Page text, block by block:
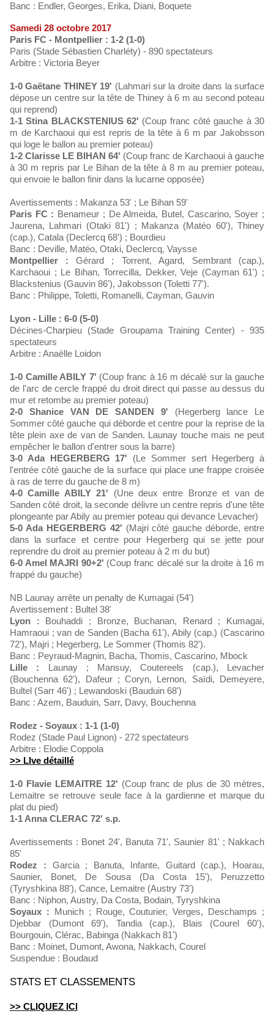
Banc : Endler, Georges, Erika, Diani, Boquete
Samedi 28 octobre 2017
Paris FC - Montpellier : 1-2 (1-0)
Paris (Stade Sébastien Charléty) - 890 spectateurs
Arbitre : Victoria Beyer
1-0 Gaëtane THINEY 19' (Lahmari sur la droite dans la surface
dépose un centre sur la tête de Thiney à 6 m au second poteau
qui reprend)
1-1 Stina BLACKSTENIUS 62' (Coup franc côté gauche à 30
m de Karchaoui qui est repris de la tête à 6 m par Jakobsson
qui loge le ballon au premier poteau)
1-2 Clarisse LE BIHAN 64' (Coup franc de Karchaoui à gauche
à 30 m repris par Le Bihan de la tête à 8 m au premier poteau,
qui envoie le ballon finir dans la lucarne opposée)
Avertissements : Makanza 53' ; Le Bihan 59'
Paris FC : Benameur ; De Almeida, Butel, Cascarino, Soyer ;
Jaurena, Lahmari (Otaki 81') ; Makanza (Matéo 60'), Thiney
(cap.), Catala (Declercq 68') ; Bourdieu
Banc : Deville, Matéo, Otaki, Declercq, Vaysse
Montpellier : Gérard ; Torrent, Agard, Sembrant (cap.),
Karchaoui ; Le Bihan, Torrecilla, Dekker, Veje (Cayman 61') ;
Blackstenius (Gauvin 86'), Jakobsson (Toletti 77').
Banc : Philippe, Toletti, Romanelli, Cayman, Gauvin
Lyon - Lille : 6-0 (5-0)
Décines-Charpieu (Stade Groupama Training Center) - 935
spectateurs
Arbitre : Anaëlle Loidon
1-0 Camille ABILY 7' (Coup franc à 16 m décalé sur la gauche
de l'arc de cercle frappé du droit direct qui passe au dessus du
mur et retombe au premier poteau)
2-0 Shanice VAN DE SANDEN 9' (Hegerberg lance Le
Sommer côté gauche qui déborde et centre pour la reprise de la
tête plein axe de van de Sanden. Launay touche mais ne peut
empêcher le ballon d'entrer sous la barre)
3-0 Ada HEGERBERG 17' (Le Sommer sert Hegerberg à
l'entrée côté gauche de la surface qui place une frappe croisée
à ras de terre du gauche de 8 m)
4-0 Camille ABILY 21' (Une deux entre Bronze et van de
Sanden côté droit, la seconde délivre un centre repris d'une tête
plongeante par Abily au premier poteau qui devance Levacher)
5-0 Ada HEGERBERG 42' (Majri côté gauche déborde, entre
dans la surface et centre pour Hegerberg qui se jette pour
reprendre du droit au premier poteau à 2 m du but)
6-0 Amel MAJRI 90+2' (Coup franc décalé sur la droite à 16 m
frappé du gauche)
NB Launay arrête un penalty de Kumagai (54')
Avertissement : Bultel 38'
Lyon : Bouhaddi ; Bronze, Buchanan, Renard ; Kumagai,
Hamraoui ; van de Sanden (Bacha 61'), Abily (cap.) (Cascarino
72'), Majri ; Hegerberg, Le Sommer (Thomis 82').
Banc : Peyraud-Magnin, Bacha, Thomis, Cascarino, Mbock
Lille : Launay ; Mansuy, Coutereels (cap.), Levacher
(Bouchenna 62'), Dafeur ; Coryn, Lernon, Saïdi, Demeyere,
Bultel (Sarr 46') ; Lewandoski (Bauduin 68')
Banc : Azem, Bauduin, Sarr, Davy, Bouchenna
Rodez - Soyaux : 1-1 (1-0)
Rodez (Stade Paul Lignon) - 272 spectateurs
Arbitre : Elodie Coppola
>> LIve détaillé
1-0 Flavie LEMAITRE 12' (Coup franc de plus de 30 mètres,
Lemaitre se retrouve seule face à la gardienne et marque du
plat du pied)
1-1 Anna CLERAC 72' s.p.
Avertissements : Bonet 24', Banuta 71', Saunier 81' ; Nakkach
85'
Rodez : Garcia ; Banuta, Infante, Guitard (cap.), Hoarau,
Saunier, Bonet, De Sousa (Da Costa 15'), Peruzzetto
(Tyryshkina 88'), Cance, Lemaitre (Austry 73')
Banc : Niphon, Austry, Da Costa, Bodain, Tyryshkina
Soyaux : Munich ; Rouge, Couturier, Verges, Deschamps ;
Djebbar (Dumont 69'), Tandia (cap.), Blais (Courel 60'),
Bourgouin, Clérac, Babinga (Nakkach 81')
Banc : Moinet, Dumont, Awona, Nakkach, Courel
Suspendue : Boudaud
STATS ET CLASSEMENTS
>> CLIQUEZ ICI